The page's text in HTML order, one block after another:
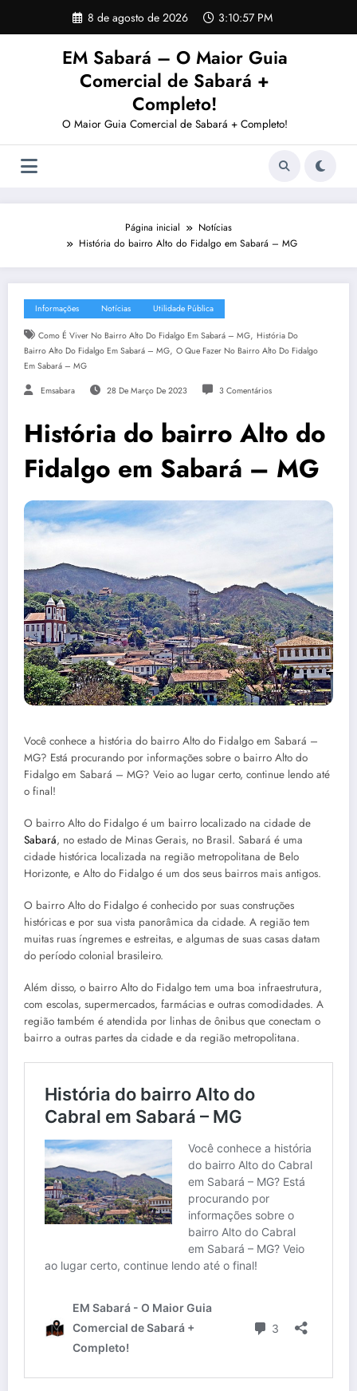
o
8 de agosto de 2026 3:10:58 PM
EM Sabará – O Maior Guia
Comercial de Sabará +
Completo!
O Maior Guia Comercial de Sabará + Completo!
Página inicial
Notícias
História do bairro Alto do Fidalgo em Sabará – MG
Informações Notícias Utilidade Pública
Como É Viver No Bairro Alto Do Fidalgo Em Sabará – MG, História Do
Bairro Alto Do Fidalgo Em Sabará – MG, O Que Fazer No Bairro Alto Do Fidalgo
Em Sabará – MG
Emsabara 28 De Março De 2023 3 Comentários
História do bairro Alto do
Fidalgo em Sabará – MG
Você conhece a história do bairro Alto do Fidalgo em Sabará –
MG? Está procurando por informações sobre o bairro Alto do
Fidalgo em Sabará – MG? Veio ao lugar certo, continue lendo até
o final!
O bairro Alto do Fidalgo é um bairro localizado na cidade de
Sabará, no estado de Minas Gerais, no Brasil. Sabará é uma
cidade histórica localizada na região metropolitana de Belo
Horizonte, e Alto do Fidalgo é um dos seus bairros mais antigos.
O bairro Alto do Fidalgo é conhecido por suas construções
históricas e por sua vista panorâmica da cidade. A região tem
muitas ruas íngremes e estreitas, e algumas de suas casas datam
do período colonial brasileiro.
Além disso, o bairro Alto do Fidalgo tem uma boa infraestrutura,
com escolas, supermercados, farmácias e outras comodidades. A
região também é atendida por linhas de ônibus que conectam o
bairro a outras partes da cidade e da região metropolitana.